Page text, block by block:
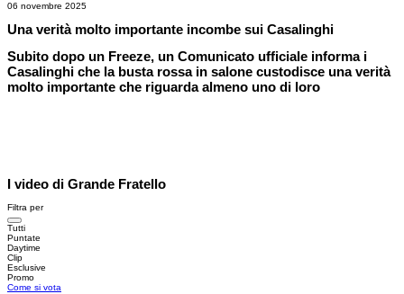
06 novembre 2025
Una verità molto importante incombe sui Casalinghi
Subito dopo un Freeze, un Comunicato ufficiale informa i
Casalinghi che la busta rossa in salone custodisce una verità
molto importante che riguarda almeno uno di loro
I video di Grande Fratello
Filtra per
Tutti
Puntate
Daytime
Clip
Esclusive
Promo
Come si vota